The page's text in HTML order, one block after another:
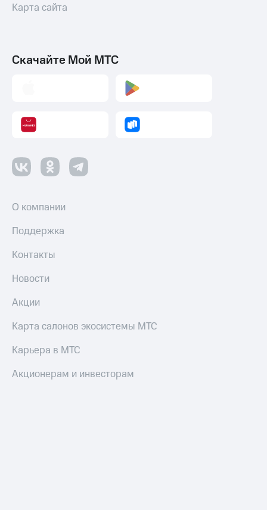
Карта сайта
Скачайте Мой МТС
О компании
Поддержка
Контакты
Новости
Акции
Карта салонов экосистемы МТС
Карьера в МТС
Акционерам и инвесторам